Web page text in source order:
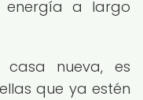
energía a largo
nueva, es
que ya estén